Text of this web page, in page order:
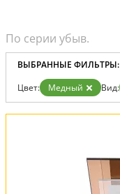
ВЫБРАННЫЕ ФИЛЬТРЫ:
Цвет: Медный Вид: